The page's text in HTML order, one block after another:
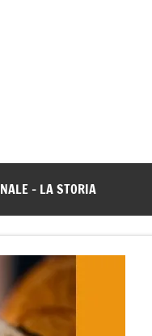
– LA STORIA